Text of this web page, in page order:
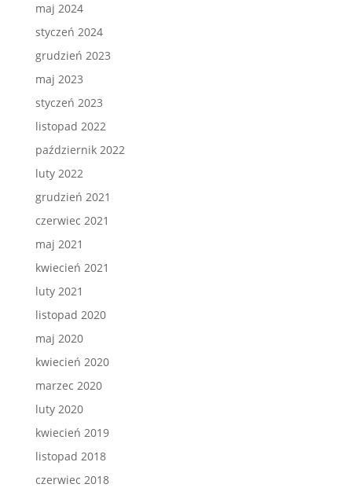
maj 2024
styczeń 2024
grudzień 2023
maj 2023
styczeń 2023
listopad 2022
październik 2022
luty 2022
grudzień 2021
czerwiec 2021
maj 2021
kwiecień 2021
luty 2021
listopad 2020
maj 2020
kwiecień 2020
marzec 2020
luty 2020
kwiecień 2019
listopad 2018
czerwiec 2018